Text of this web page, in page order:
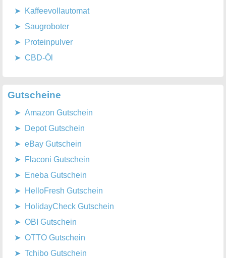
Kaffeevollautomat
Saugroboter
Proteinpulver
CBD-Öl
Gutscheine
Amazon Gutschein
Depot Gutschein
eBay Gutschein
Flaconi Gutschein
Eneba Gutschein
HelloFresh Gutschein
HolidayCheck Gutschein
OBI Gutschein
OTTO Gutschein
Tchibo Gutschein